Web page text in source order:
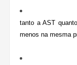
tanto a AST
menos na mesma